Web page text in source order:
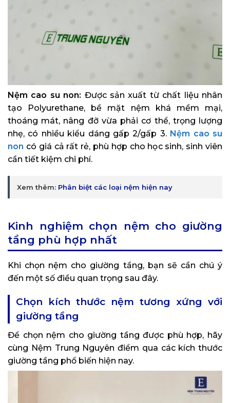
Nệm cao su non: Được sản xuất từ chất liệu nhân
tạo Polyurethane, bề mặt nệm khá mềm mại,
thoáng mát, nâng đỡ vừa phải cơ thể, trọng lượng
nhẹ, có nhiều kiểu dáng gấp 2/gấp 3. Nệm cao su
non có giá cả rất rẻ, phù hợp cho học sinh, sinh viên
cần tiết kiệm chi phí.
Xem thêm: Phân biệt các loại nệm hiện nay
Kinh nghiệm chọn nệm cho giường
tầng phù hợp nhất
Khi chọn nệm cho giường tầng, bạn sẽ cần chú ý
đến một số điều quan trọng sau đây.
Chọn kích thước nệm tương xứng với
giường tầng
Để chọn nệm cho giường tầng được phù hợp, hãy
cùng Nệm Trung Nguyên điểm qua các kích thước
giường tầng phổ biến hiện nay.